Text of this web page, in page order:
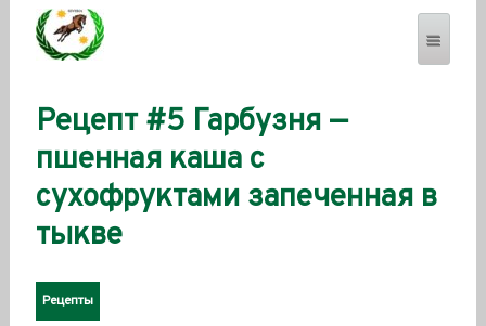
SEVERENSES.COM
Рецепт #5 Гарбузня —
пшенная каша с
сухофруктами запеченная в
тыкве
Рецепты